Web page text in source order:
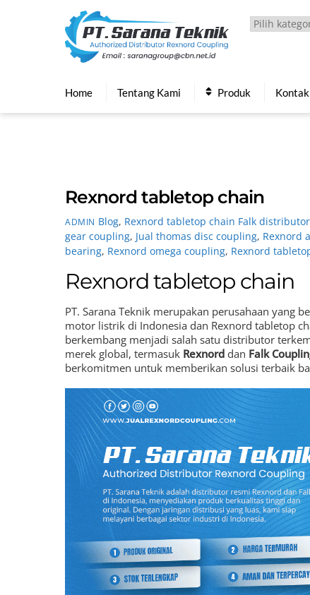
Home Tentang Kami Produk Kontak
Rexnord tabletop chain
ADMIN Blog, Rexnord tabletop chain Falk
gear coupling, Jual thomas disc coupling, Rexnord
bearing, Rexnord omega coupling, Rexnord
Rexnord tabletop chain
PT. Sarana Teknik merupakan perusahaan yang
motor listrik di Indonesia dan Rexnord tabletop
berkembang menjadi salah satu distributor
merek global, termasuk Rexnord dan Falk
berkomitmen untuk memberikan solusi terbaik